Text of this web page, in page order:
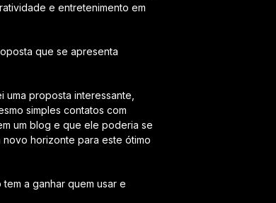
e entretenimento em
que se apresenta
uma proposta interessante,
simples contatos com
um blog e que ele poderia se
horizonte para este ótimo
a ganhar quem usar e